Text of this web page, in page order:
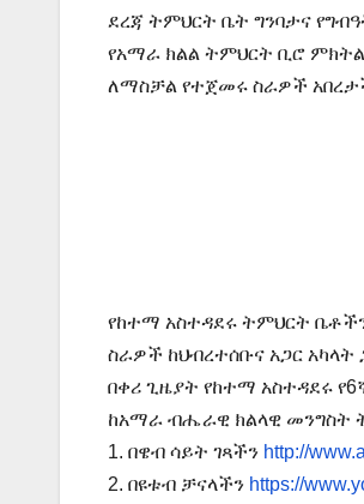
ደረጃ ትምህርት ቤት ግንባታና
የአማራ ክልል ትምህርት ቢሮ
ለማስቻል የተጀመሩ ስራዎች
የከተማ አስተዳደሩ ትምህርት
ስራዎች ከህብረተሰቡና አጋር አካላት
በቀሪ ጊዜያት የከተማ አስተዳደሩ
ከአማራ ብሔራዊ ክልላዊ
1. በዌብ ሳይት ገጻችን http://
2. በዩቱብ ቻናላችን https://